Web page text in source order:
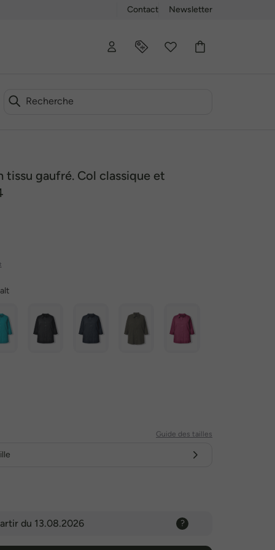
Contact Newsletter
tissu gaufré. Col classique et
Guide des tailles
du 13.08.2026